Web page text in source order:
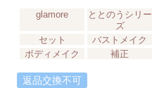
glamore
ととのうシリー
ズ
セット
バストメイク
ボディメイク
補正
返品交換不可